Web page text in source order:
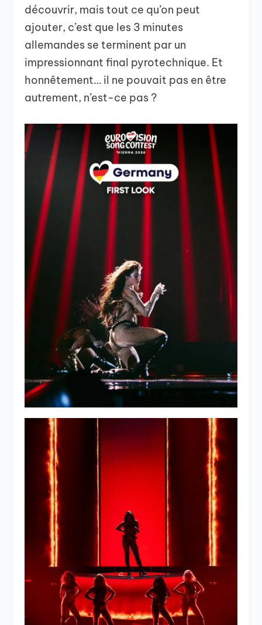
découvrir, mais tout ce qu’on peut
ajouter, c’est que les 3 minutes
allemandes se terminent par un
impressionnant final pyrotechnique. Et
honnêtement… il ne pouvait pas en être
autrement, n’est-ce pas ?